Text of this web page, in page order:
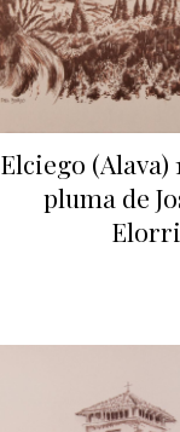
Elciego (Alava)
pluma de